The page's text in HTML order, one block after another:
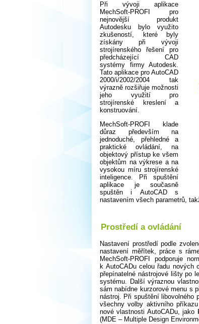
Při vývoji aplikace
MechSoft-PROFI pro
nejnovější produkt
Autodesku bylo využito
zkušeností, které byly
získány při vývoji
strojírenského řešení pro
předcházející CAD
systémy firmy Autodesk.
Tato aplikace pro AutoCAD
2000/i/2002/2004 tak
výrazně rozšiřuje možnosti
jeho využití pro
strojírenské kreslení a
konstruování.
MechSoft-PROFI klade
důraz především na
jednoduché, přehledné a
praktické ovládání, na
objektový přístup ke všem
objektům na výkrese a na
vysokou míru strojírenské
inteligence. Při spuštění
aplikace je současně
spuštěn i AutoCAD s
nastavením všech parametrů,
Prostředí a ovládání
Nastavení prostředí podle
nastavení měřítek, práce s
MechSoft-PROFI podporuje
k AutoCADu celou řadu nových
přepínatelné nástrojové lišty po
systému. Další výraznou
sám nabídne kurzorové menu s
nástroj. Při spuštění libovolného
všechny volby aktivního
nové vlastnosti AutoCADu, jako
(MDE – Multiple Design